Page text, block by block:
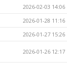
2026-02-03 14:06
2026-01-28 11:16
2026-01-27 15:26
2026-01-26 12:17